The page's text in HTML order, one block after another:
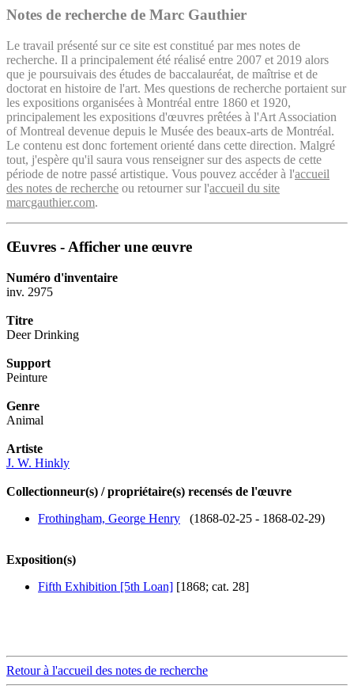
Notes de recherche de Marc Gauthier
Le travail présenté sur ce site est constitué par mes notes de
recherche. Il a principalement été réalisé entre 2007 et 2019 alors
que je poursuivais des études de baccalauréat, de maîtrise et de
doctorat en histoire de l'art. Mes questions de recherche portaient sur
les expositions organisées à Montréal entre 1860 et 1920,
principalement les expositions d'œuvres prêtées à l'Art Association
of Montreal devenue depuis le Musée des beaux-arts de Montréal.
Le contenu est donc fortement orienté dans cette direction. Malgré
tout, j'espère qu'il saura vous renseigner sur des aspects de cette
période de notre passé artistique. Vous pouvez accéder à l'accueil
des notes de recherche ou retourner sur l'accueil du site
marcgauthier.com.
Œuvres - Afficher une œuvre
Numéro d'inventaire
inv. 2975
Titre
Deer Drinking
Support
Peinture
Genre
Animal
Artiste
J. W. Hinkly
Collectionneur(s) / propriétaire(s) recensés de l'œuvre
Frothingham, George Henry (1868-02-25 - 1868-02-29)
Exposition(s)
Fifth Exhibition [5th Loan] [1868; cat. 28]
Retour à l'accueil des notes de recherche